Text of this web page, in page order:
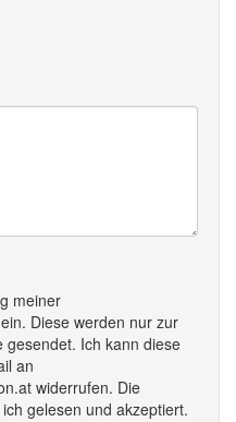
meiner
Diese werden nur zur
gesendet. Ich kann diese
an
widerrufen. Die
gelesen und akzeptiert.